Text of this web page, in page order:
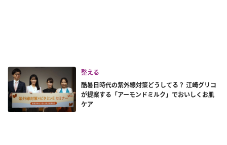
整える
酷暑日時代の紫外線対策どうしてる？ 江崎グリコ
が提案する「アーモンドミルク」でおいしくお肌
ケア